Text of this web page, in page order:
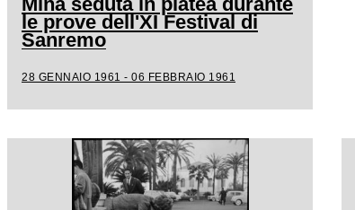
le prove dell'XI Festival di
Sanremo
28 GENNAIO 1961 - 06 FEBBRAIO 1961